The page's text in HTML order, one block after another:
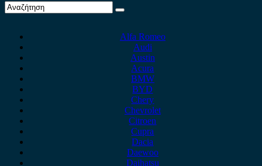
Alfa Romeo
Audi
Austin
Acura
BMW
BYD
Chery
Chevrolet
Citroen
Cupra
Dacia
Daewoo
Daihatsu